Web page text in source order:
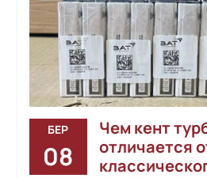
БЕР
08
Чем кент
отличается